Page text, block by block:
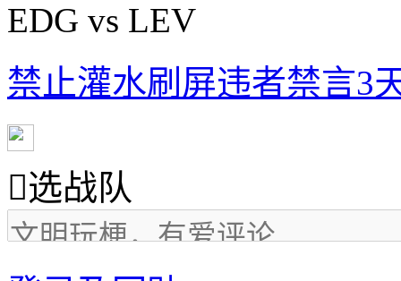
EDG vs LEV
禁止灌水刷屏违者禁言3
选战队